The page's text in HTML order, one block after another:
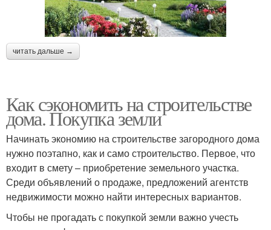
читать дальше →
Как сэкономить на строительстве
дома. Покупка земли
Начинать экономию на строительстве загородного дома
нужно поэтапно, как и само строительство. Первое, что
входит в смету – приобретение земельного участка.
Среди объявлений о продаже, предложений агентств
недвижимости можно найти интересных вариантов.
Чтобы не прогадать с покупкой земли важно учесть